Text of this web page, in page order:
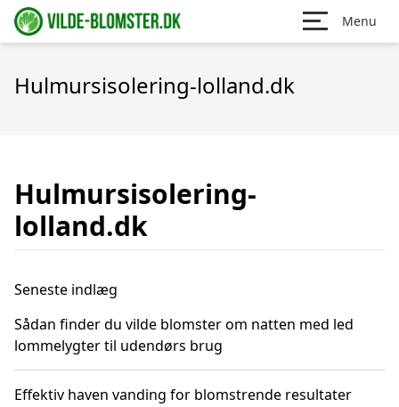
Menu
Hulmursisolering-lolland.dk
Hulmursisolering-
lolland.dk
Seneste indlæg
Sådan finder du vilde blomster om natten med led
lommelygter til udendørs brug
Effektiv haven vanding for blomstrende resultater